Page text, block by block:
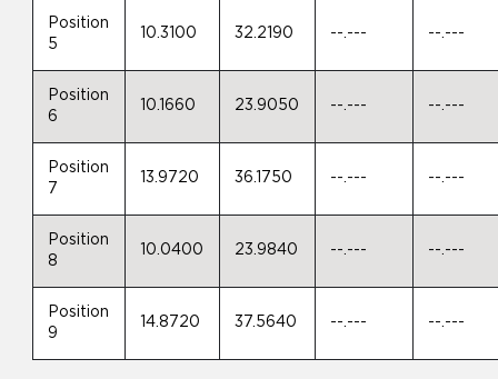
Position
5
10.3100 32.2190 --.--- --.---
Position
6
10.1660 23.9050 --.--- --.---
Position
7
13.9720 36.1750 --.--- --.---
Position
8
10.0400 23.9840 --.--- --.---
Position
9
14.8720 37.5640 --.--- --.---